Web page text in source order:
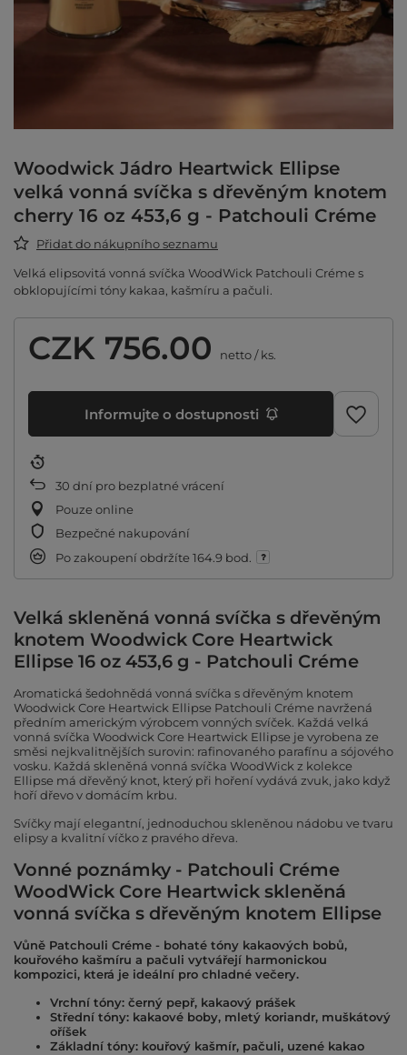
Woodwick Jádro Heartwick Ellipse
velká vonná svíčka s dřevěným knotem
cherry 16 oz 453,6 g - Patchouli Créme
Přidat do nákupního seznamu
Velká elipsovitá vonná svíčka WoodWick Patchouli Créme s
obklopujícími tóny kakaa, kašmíru a pačuli.
CZK 756.00 netto/ks.
Informujte o dostupnosti
30 dní pro bezplatné vrácení
Pouze online
Bezpečné nakupování
Po zakoupení obdržíte 164.9 bod.
Velká skleněná vonná svíčka s dřevěným
knotem Woodwick Core Heartwick
Ellipse 16 oz 453,6 g - Patchouli Créme
Aromatická šedohnědá vonná svíčka s dřevěným knotem
Woodwick Core Heartwick Ellipse Patchouli Créme navržená
předním americkým výrobcem vonných svíček. Každá velká
vonná svíčka Woodwick Core Heartwick Ellipse je vyrobena ze
směsi nejkvalitnějších surovin: rafinovaného parafínu a sójového
vosku. Každá skleněná vonná svíčka WoodWick z kolekce
Ellipse má dřevěný knot, který při hoření vydává zvuk, jako když
hoří dřevo v domácím krbu.
Svíčky mají elegantní, jednoduchou skleněnou nádobu ve tvaru
elipsy a kvalitní víčko z pravého dřeva.
Vonné poznámky - Patchouli Créme
WoodWick Core Heartwick skleněná
vonná svíčka s dřevěným knotem Ellipse
Vůně Patchouli Créme - bohaté tóny kakaových bobů,
kouřového kašmíru a pačuli vytvářejí harmonickou
kompozici, která je ideální pro chladné večery.
Vrchní tóny: černý pepř, kakaový prášek
Střední tóny: kakaové boby, mletý koriandr, muškátový
oříšek
Základní tóny: kouřový kašmír, pačuli, uzené kakao